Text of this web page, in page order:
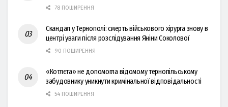
78 ПОШИРЕННЯ
Скандал у Тернополі: смерть військового хірурга знову в
центрі уваги після розслідування Яніни Соколової
90 ПОШИРЕННЯ
«Котлєта» не допомогла відомому тернопільському
забудовнику уникнути кримінальної відповідальності
54 ПОШИРЕННЯ